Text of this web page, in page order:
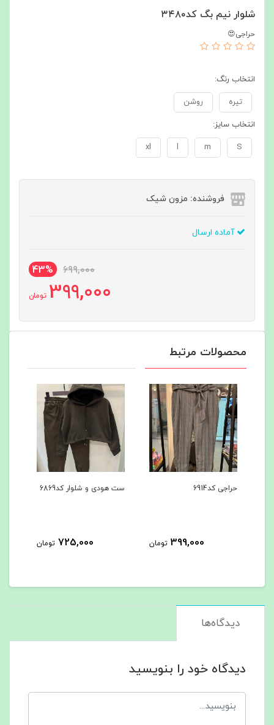
شلوار نیم بگ کد۳۴۸۰
حراجی😍
انتخاب رنگ:
تیره روشن
انتخاب سایز:
S
m
l
xl
فروشنده: مزون شیک
آماده ارسال
699,000
43%
399,000 تومان
محصولات مرتبط
ست هودی و شلوار کد6869
725,000 تومان
ست هودی و شلوار کد6867
725,000 تومان
دیدگاه‌ها
دیدگاه خود را بنویسید